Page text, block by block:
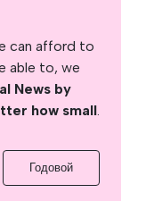
can afford to
able to, we
News by
how small.
Годовой